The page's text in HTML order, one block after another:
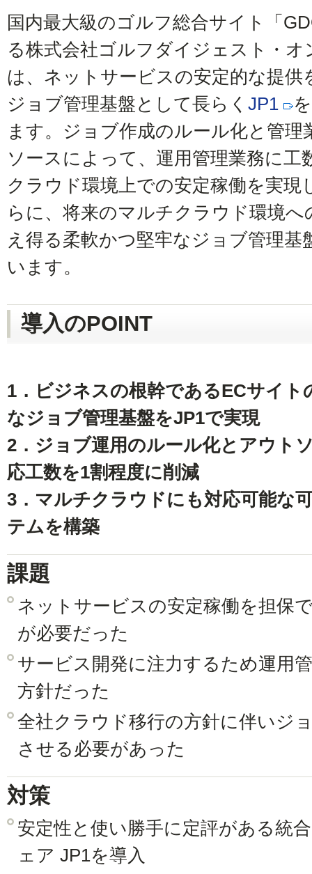
国内最大級のゴルフ総合サイト「
る株式会社ゴルフダイジェスト・オ
は、ネットサービスの安定的な提供
ジョブ管理基盤として長らく JP1
ます。ジョブ作成のルール化と管理
ソースによって、運用管理業務に工
クラウド環境上での安定稼働を実現
らに、将来のマルチクラウド環境へ
え得る柔軟かつ堅牢なジョブ管理基
います。
導入のPOINT
1．ビジネスの根幹であるECサイト
なジョブ管理基盤をJP1で実現
2．ジョブ運用のルール化とアウト
応工数を1割程度に削減
3．マルチクラウドにも対応可能な
テムを構築
課題
ネットサービスの安定稼働を担保
が必要だった
サービス開発に注力するため運用
方針だった
全社クラウド移行の方針に伴いジ
させる必要があった
対策
安定性と使い勝手に定評がある統
ェア JP1を導入